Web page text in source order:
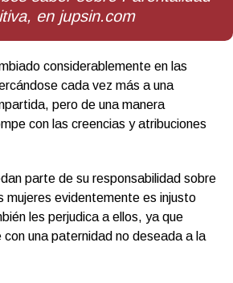
en jupsin.com
considerablemente en las
cada vez más a una
pero de una manera
con las creencias y atribuciones
parte de su responsabilidad sobre
mujeres evidentemente es injusto
les perjudica a ellos, ya que
una paternidad no deseada a la